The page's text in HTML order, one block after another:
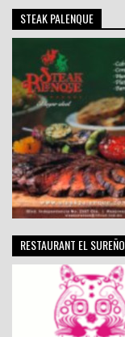
STEAK PALENQUE
RESTAURANT EL SUREÑO